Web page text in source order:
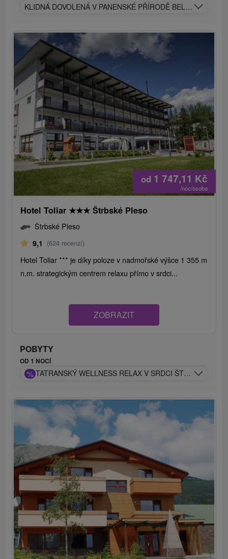
KLIDNÁ DOVOLENÁ V PANENSKÉ PŘÍRODĚ BELIANSKÝCH
od 1 747,11 Kč
/noc/osoba
Hotel Toliar ★★★ Štrbské Pleso
Štrbské Pleso
9,1 (624 recenzí)
Hotel Toliar *** je díky poloze v nadmořské výšce 1 355 m
n.m. strategickým centrem relaxu přímo v srdci...
ZOBRAZIT
POBYTY
OD 1 NOCÍ
% TATRANSKÝ WELLNESS RELAX V SRDCI ŠTRBSKÉHO